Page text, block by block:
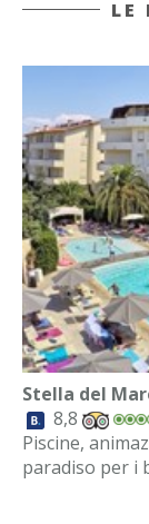
LE
Stella del
8,8
Piscine,
paradiso per i